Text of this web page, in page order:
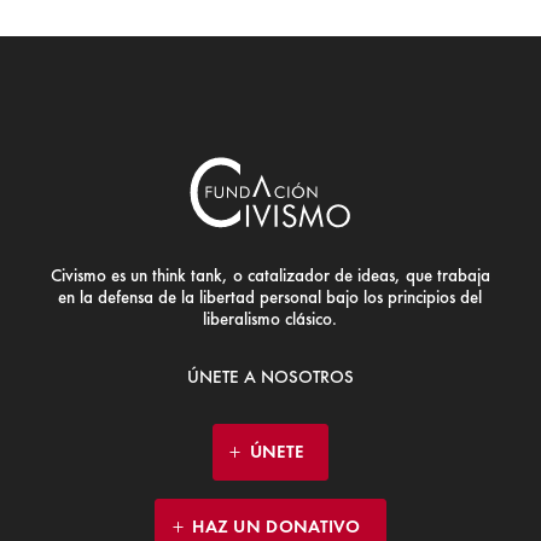
Civismo es un think tank, o catalizador de ideas, que trabaja
en la defensa de la libertad personal bajo los principios del
liberalismo clásico.
ÚNETE A NOSOTROS
ÚNETE
HAZ UN DONATIVO